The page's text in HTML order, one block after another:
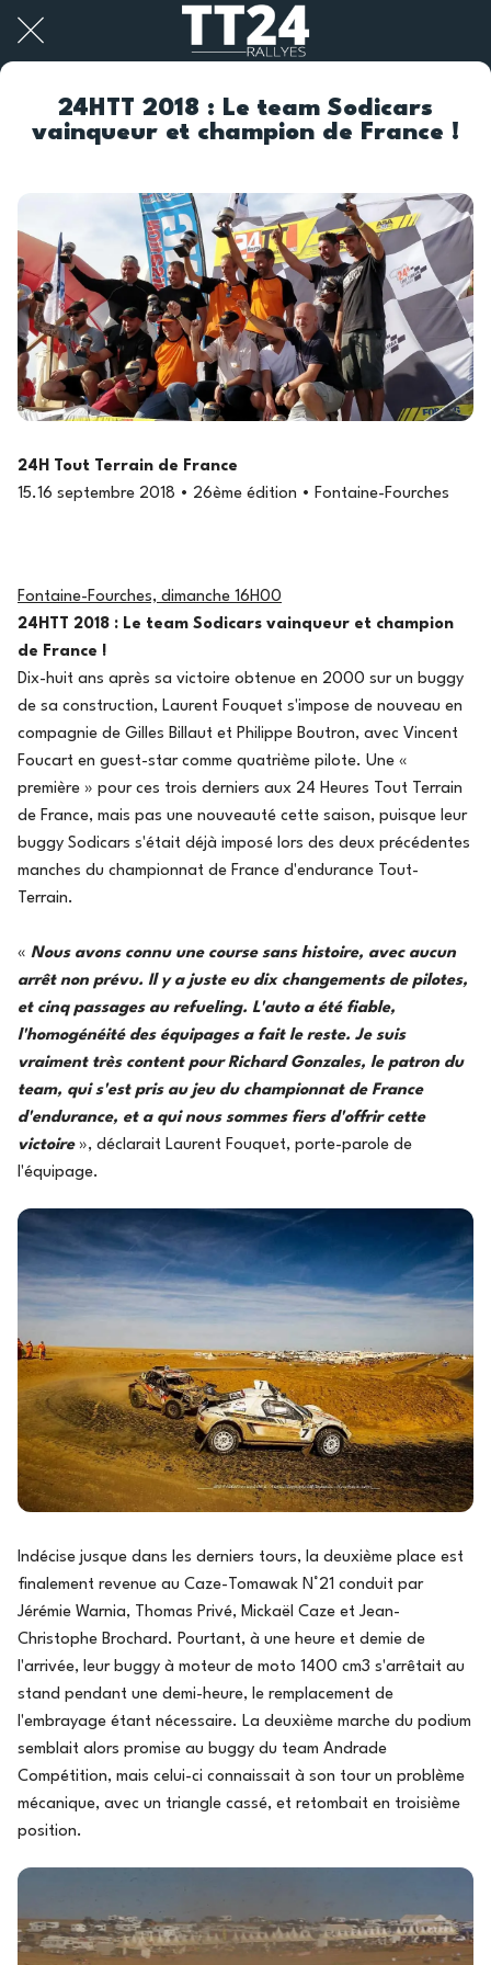
24HTT 2018 : Le team Sodicars
vainqueur et champion de France !
24H Tout Terrain de France
15.16 septembre 2018 • 26ème édition • Fontaine-Fourches
Fontaine-Fourches, dimanche 16H00
24HTT 2018 : Le team Sodicars vainqueur et champion
de France !
Dix-huit ans après sa victoire obtenue en 2000 sur un buggy
de sa construction, Laurent Fouquet s'impose de nouveau en
compagnie de Gilles Billaut et Philippe Boutron, avec Vincent
Foucart en guest-star comme quatrième pilote. Une «
première » pour ces trois derniers aux 24 Heures Tout Terrain
de France, mais pas une nouveauté cette saison, puisque leur
buggy Sodicars s'était déjà imposé lors des deux précédentes
manches du championnat de France d'endurance Tout-
Terrain.
« Nous avons connu une course sans histoire, avec aucun
arrêt non prévu. Il y a juste eu dix changements de pilotes,
et cinq passages au refueling. L'auto a été fiable,
l'homogénéité des équipages a fait le reste. Je suis
vraiment très content pour Richard Gonzales, le patron du
team, qui s'est pris au jeu du championnat de France
d'endurance, et a qui nous sommes fiers d'offrir cette
victoire », déclarait Laurent Fouquet, porte-parole de
l'équipage.
Indécise jusque dans les derniers tours, la deuxième place est
finalement revenue au Caze-Tomawak N°21 conduit par
Jérémie Warnia, Thomas Privé, Mickaël Caze et Jean-
Christophe Brochard. Pourtant, à une heure et demie de
l'arrivée, leur buggy à moteur de moto 1400 cm3 s'arrêtait au
stand pendant une demi-heure, le remplacement de
l'embrayage étant nécessaire. La deuxième marche du podium
semblait alors promise au buggy du team Andrade
Compétition, mais celui-ci connaissait à son tour un problème
mécanique, avec un triangle cassé, et retombait en troisième
position.